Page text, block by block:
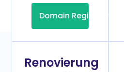
Domain Registrierung
Renovierung